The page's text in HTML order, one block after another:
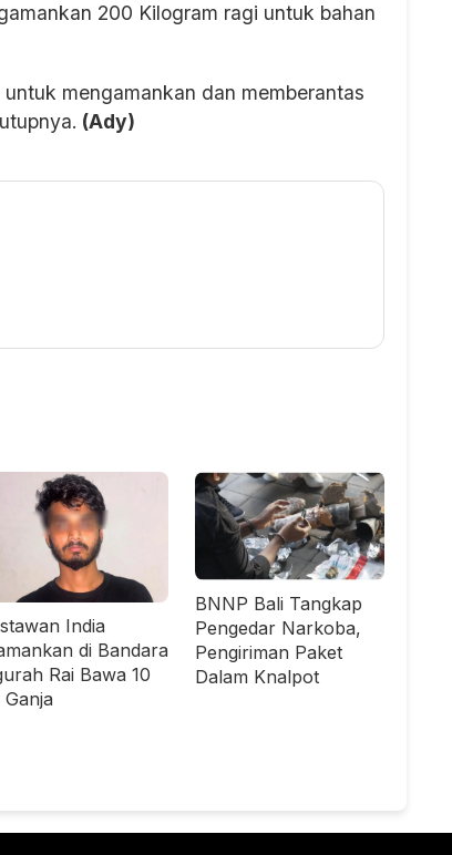
200 Kilogram ragi untuk bahan
mengamankan dan memberantas
(Ady)
India
di Bandara
Rai Bawa 10
Ganja
BNNP Bali Tangkap
Pengedar Narkoba,
Pengiriman Paket
Dalam Knalpot